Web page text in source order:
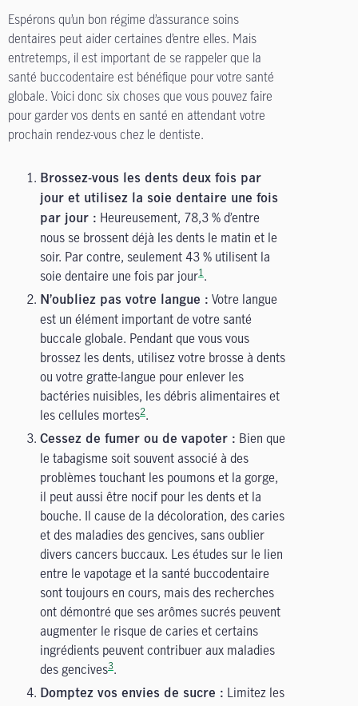
Espérons qu’un bon régime d’assurance soins
dentaires peut aider certaines d’entre elles. Mais
entretemps, il est important de se rappeler que la
santé buccodentaire est bénéfique pour votre santé
globale. Voici donc six choses que vous pouvez faire
pour garder vos dents en santé en attendant votre
prochain rendez-vous chez le dentiste.
Brossez-vous les dents deux fois par
jour et utilisez la soie dentaire une fois
par jour : Heureusement, 78,3 % d’entre
nous se brossent déjà les dents le matin et le
soir. Par contre, seulement 43 % utilisent la
soie dentaire une fois par jour1.
N’oubliez pas votre langue : Votre langue
est un élément important de votre santé
buccale globale. Pendant que vous vous
brossez les dents, utilisez votre brosse à dents
ou votre gratte-langue pour enlever les
bactéries nuisibles, les débris alimentaires et
les cellules mortes2.
Cessez de fumer ou de vapoter : Bien que
le tabagisme soit souvent associé à des
problèmes touchant les poumons et la gorge,
il peut aussi être nocif pour les dents et la
bouche. Il cause de la décoloration, des caries
et des maladies des gencives, sans oublier
divers cancers buccaux. Les études sur le lien
entre le vapotage et la santé buccodentaire
sont toujours en cours, mais des recherches
ont démontré que ses arômes sucrés peuvent
augmenter le risque de caries et certains
ingrédients peuvent contribuer aux maladies
des gencives3.
Domptez vos envies de sucre : Limitez les